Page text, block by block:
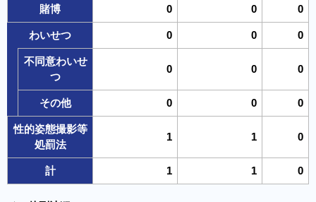
賭博 0 0 0
わいせつ 0 0 0
不同意わいせ
つ
0 0 0
その他 0 0 0
性的姿態撮影等
処罰法
1 1 0
計 1 1 0